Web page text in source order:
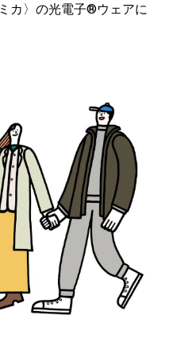
カ〉の光電子®ウェアに